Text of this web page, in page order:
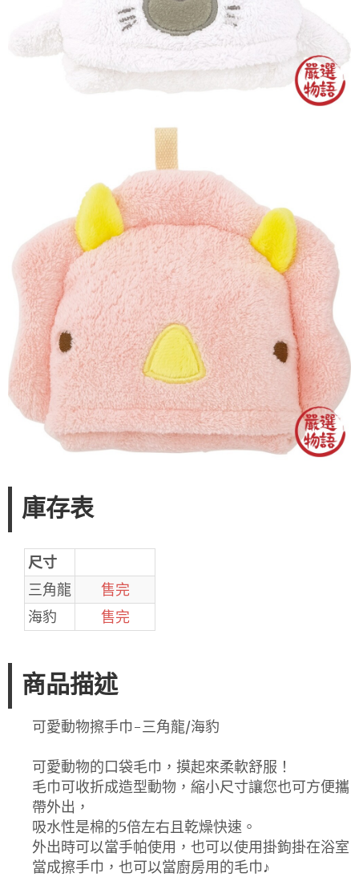
庫存表
尺寸
三角龍
售完
海豹
售完
商品描述
可愛動物擦手巾-三角龍/海豹
可愛動物的口袋毛巾，摸起來柔軟舒服！
毛巾可收折成造型動物，縮小尺寸讓您也可方便攜
帶外出，
吸水性是棉的5倍左右且乾燥快速。
外出時可以當手帕使用，也可以使用掛鉤掛在浴室
當成擦手巾，也可以當廚房用的毛巾♪